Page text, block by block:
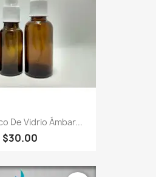
De Vidrio Ámbar...
$30.00